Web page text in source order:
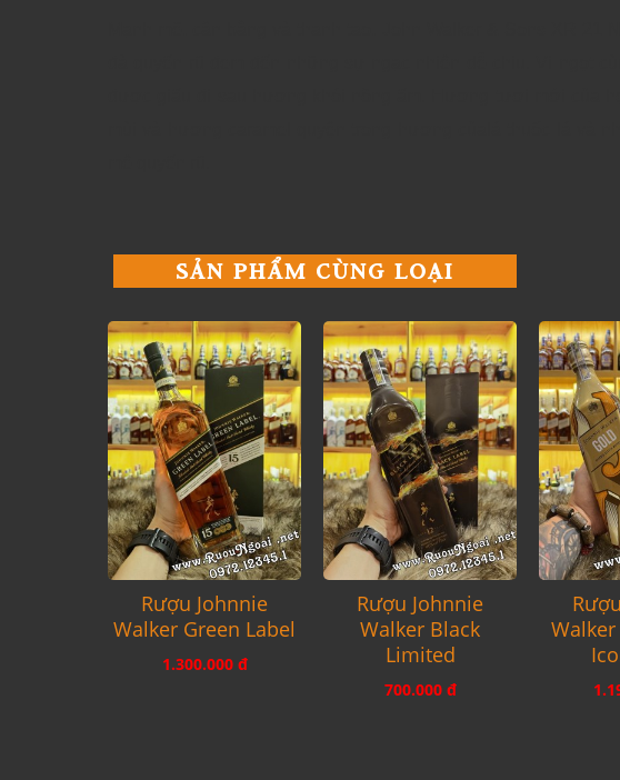
SẢN PHẨM CÙNG LOẠI
Rượu Johnnie
Walker Green Label
1.300.000 đ
Rượu Johnnie
Walker Black
Limited
700.000 đ